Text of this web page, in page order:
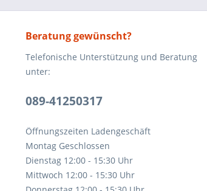
Beratung gewünscht?
Telefonische Unterstützung und Beratung
unter:
089-41250317
Öffnungszeiten Ladengeschäft
Montag Geschlossen
Dienstag 12:00 - 15:30 Uhr
Mittwoch 12:00 - 15:30 Uhr